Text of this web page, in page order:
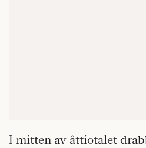
I mitten av åttiotalet